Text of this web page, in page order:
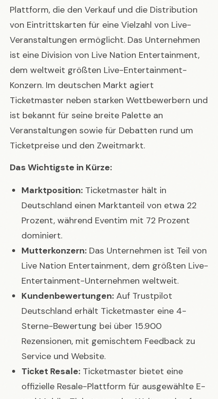
Plattform, die den Verkauf und die Distribution
von Eintrittskarten für eine Vielzahl von Live-
Veranstaltungen ermöglicht. Das Unternehmen
ist eine Division von Live Nation Entertainment,
dem weltweit größten Live-Entertainment-
Konzern. Im deutschen Markt agiert
Ticketmaster neben starken Wettbewerbern und
ist bekannt für seine breite Palette an
Veranstaltungen sowie für Debatten rund um
Ticketpreise und den Zweitmarkt.
Das Wichtigste in Kürze:
Marktposition: Ticketmaster hält in
Deutschland einen Marktanteil von etwa 22
Prozent, während Eventim mit 72 Prozent
dominiert.
Mutterkonzern: Das Unternehmen ist Teil von
Live Nation Entertainment, dem größten Live-
Entertainment-Unternehmen weltweit.
Kundenbewertungen: Auf Trustpilot
Deutschland erhält Ticketmaster eine 4-
Sterne-Bewertung bei über 15.900
Rezensionen, mit gemischtem Feedback zu
Service und Website.
Ticket Resale: Ticketmaster bietet eine
offizielle Resale-Plattform für ausgewählte E-